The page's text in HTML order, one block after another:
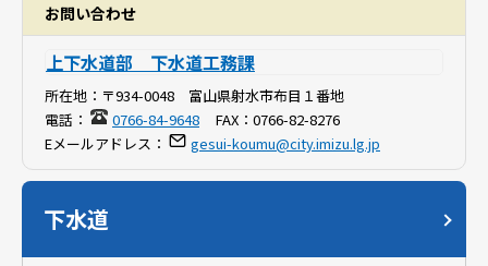
お問い合わせ
上下水道部 下水道工務課
所在地： 〒934-0048 富山県射水市布目１番地
電話：
0766-84-9648 FAX： 0766-82-8276
Eメールアドレス：
gesui-koumu@city.imizu.lg.jp
下水道